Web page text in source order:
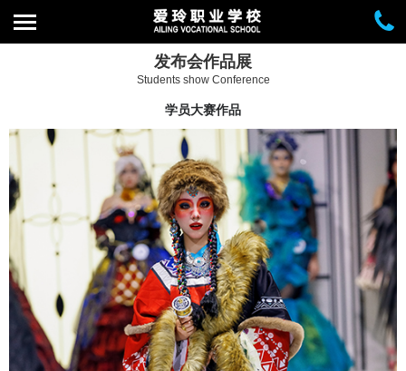
发布会作品展
Students show Conference
学员大赛作品